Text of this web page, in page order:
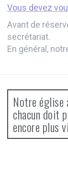
Vous devez
Avant de
secrétariat.
En général,
Notre église
chacun doit
encore plus